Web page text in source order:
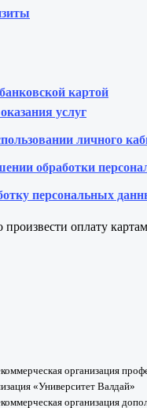
картой
услуг
личного
обработки
персональных
оплату
организация
«Университет Валдай»
организация